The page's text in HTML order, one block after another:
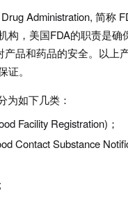
Administration, 简称
构，美国FDA的职责是
品和药品的安全。以上
。
为如下几类：
Facility Registration)；
Contact Substance